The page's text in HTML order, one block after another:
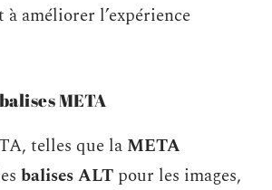
améliorer l’expérience
META
telles que la META
balises ALT pour les images,